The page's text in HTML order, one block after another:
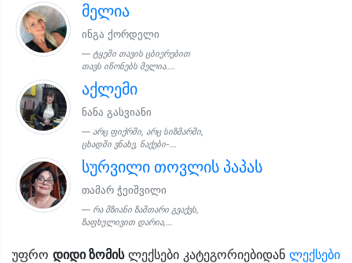
მელია
ინგა ქორდელი
ტყეში თავის ცბიერებით
თავს იწონებს მელია....
აქლემი
ნანა გასვიანი
არც ფიქრში, არც სიზმარში,
ცხადში ვნახე, ნაქები-...
სურვილი თოვლის პაპას
თამარ ჭეიშვილი
რა მზიანი ზამთარი გვაქვს,
ზაფხულივით დარია,...
უფრო დიდი ზომისლექსები კატეგორიებიდან ლექსები